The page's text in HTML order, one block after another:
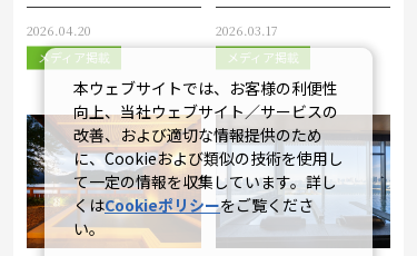
2026.04.20
メディア掲載
2026.03.17
メディア掲載
本ウェブサイトでは、お客様の利便性
向上、当社ウェブサイト／サービスの
改善、および適切な情報提供のため
に、Cookieおよび類似の技術を使用し
て一定の情報を収集しています。詳し
くはCookieポリシーをご覧くださ
い。